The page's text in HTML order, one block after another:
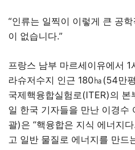
“인류는 일찍이 이렇게 큰 공
이 없습니다.”
프랑스 남부 마르세이유에서
라슈저수지 인근 180㏊(54만
국제핵융합실험로(ITER)의 본
일 한국 기자들을 만난 이경수
괄)은 “핵융합은 지식 에너지
고 일반 물질로 에너지를 만드